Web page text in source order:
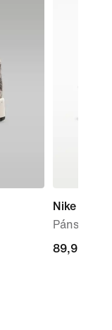
Nike Mind
Pánské
89,99 €
89,99 €